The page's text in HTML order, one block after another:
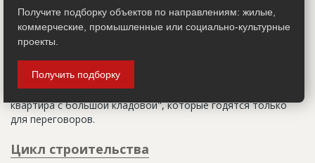
Настоящим строительным адресом можно считать адрес,
указанный в правоустанавливающих документах. Иногда
строительные организации делают свои добавления
(например, вторая очередь). В официальных документах
должен присутствовать официальный строительный адрес,
а все остальное - это уточнения типа "шестикомнатная
квартира с большой кладовой", которые годятся только
для переговоров.
Цикл строительства
Получите подборку объектов по направлениям: жилые,
коммерческие, промышленные или социально-культурные
проекты.
Получить подборку